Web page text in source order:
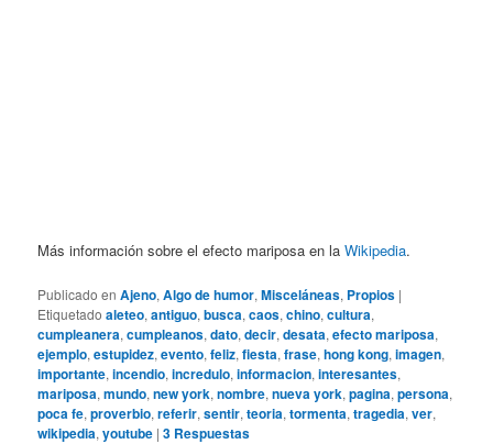
Más información sobre el efecto mariposa en laWikipedia.
Publicado en Ajeno,Algo de humor,Misceláneas, Propios |
Etiquetado aleteo,antiguo,busca,caos,chino,cultura,
cumpleanera,cumpleanos,dato,decir,desata,efecto mariposa,
ejemplo,estupidez,evento,feliz,fiesta,frase,hong kong,imagen,
importante,incendio,incredulo,informacion,interesantes,
mariposa,mundo,new york,nombre,nueva york,pagina,persona,
poca fe,proverbio,referir,sentir,teoria,tormenta,tragedia,ver,
wikipedia,youtube |3 Respuestas